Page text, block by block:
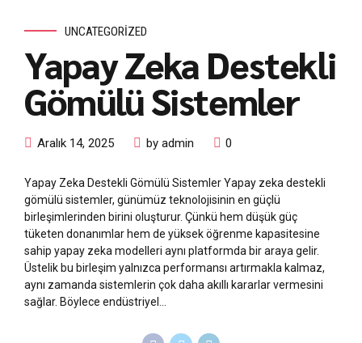
UNCATEGORIZED
Yapay Zeka Destekli
Gömülü Sistemler
Aralık 14, 2025 by admin 0
Yapay Zeka Destekli Gömülü Sistemler Yapay zeka destekli
gömülü sistemler, günümüz teknolojisinin en güçlü
birleşimlerinden birini oluşturur. Çünkü hem düşük güç
tüketen donanımlar hem de yüksek öğrenme kapasitesine
sahip yapay zeka modelleri aynı platformda bir araya gelir.
Üstelik bu birleşim yalnızca performansı artırmakla kalmaz,
aynı zamanda sistemlerin çok daha akıllı kararlar vermesini
sağlar. Böylece endüstriyel...